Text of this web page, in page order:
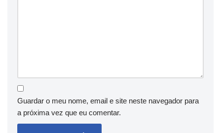
Guardar o meu nome, email e site neste navegador para
a próxima vez que eu comentar.